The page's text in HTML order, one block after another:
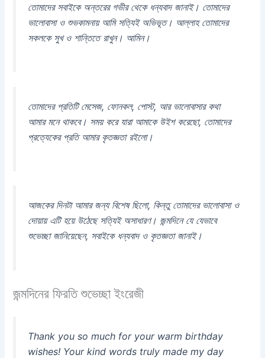
তোমাদের সবাইকে অন্তরের গভীর থেকে ধন্যবাদ জানাই। তোমাদের
ভালোবাসা ও শুভকামনায় আমি সত্যিই অভিভূত। আল্লাহ তোমাদের
সকলকে সুখ ও শান্তিতে রাখুন। আমিন।
তোমাদের প্রতিটি মেসেজ, ফোনকল, পোস্ট, আর ভালোবাসার কথা
আমার মনে থাকবে। সময় করে যারা আমাকে উইশ করেছো, তোমাদের
প্রত্যেকের প্রতি আমার কৃতজ্ঞতা রইলো।
আজকের দিনটা আমার জন্য বিশেষ ছিলো, কিন্তু তোমাদের ভালোবাসা ও
দোয়ায় এটি হয়ে উঠেছে সত্যিই অসাধারণ। জন্মদিনে যে যেভাবে
শুভেচ্ছা জানিয়েছেন, সবাইকে ধন্যবাদ ও কৃতজ্ঞতা জানাই।
জন্মদিনের ফিরতি শুভেচ্ছা ইংরেজী
Thank you so much for your warm birthday
wishes! Your kind words truly made my day